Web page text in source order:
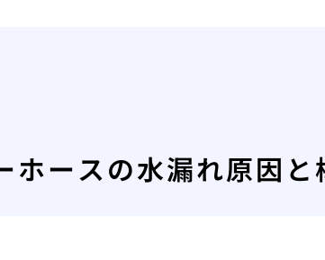
ホースの水漏れ原因